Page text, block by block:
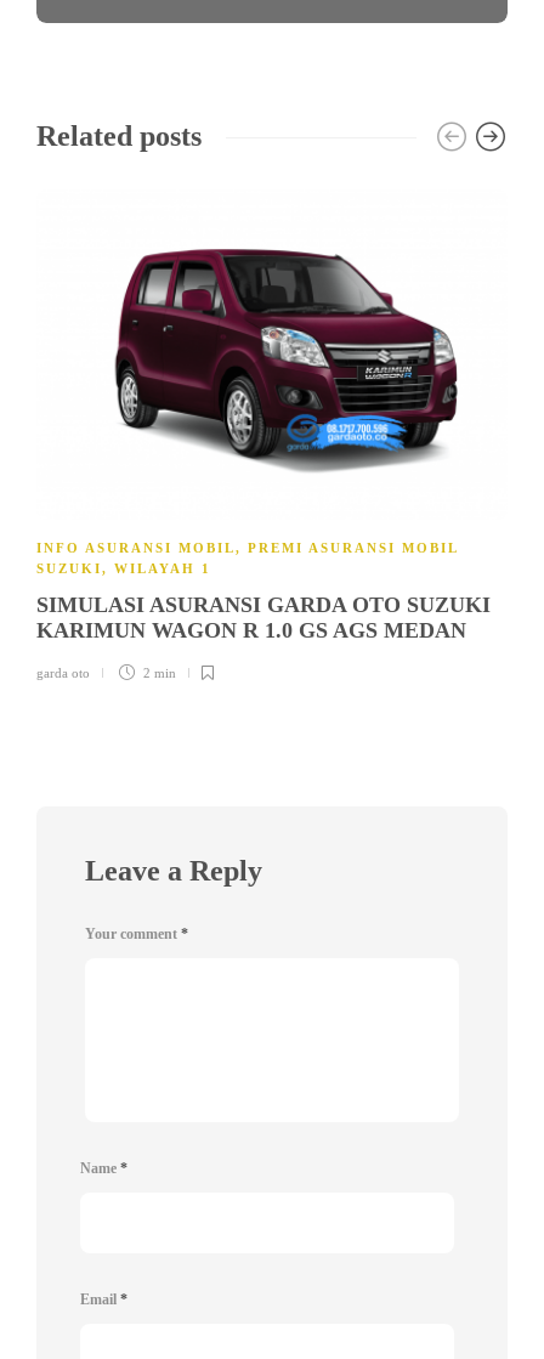
Related posts
INFO ASURANSI MOBIL, PREMI ASURANSI MOBIL
SUZUKI, WILAYAH 1
SIMULASI ASURANSI GARDA OTO SUZUKI
KARIMUN WAGON R 1.0 GS AGS MEDAN
garda oto 2 min
Leave a Reply
Your comment *
Name *
Email *